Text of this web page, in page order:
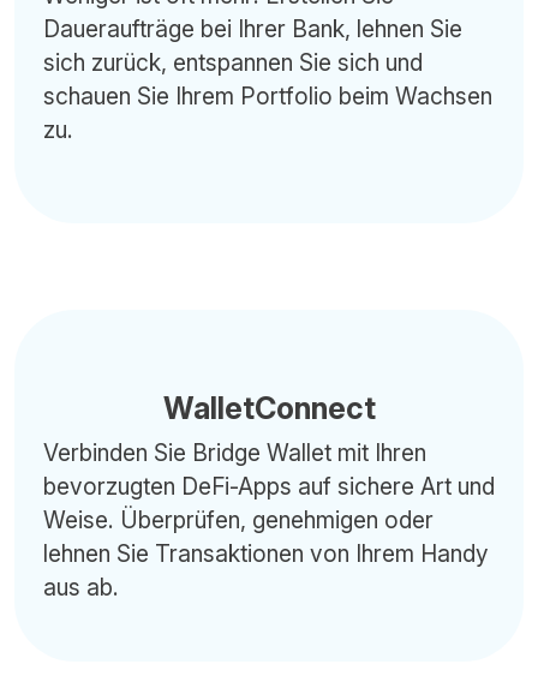
Daueraufträge bei Ihrer Bank, lehnen Sie
sich zurück, entspannen Sie sich und
schauen Sie Ihrem Portfolio beim Wachsen
zu.
WalletConnect
Verbinden Sie Bridge Wallet mit Ihren
bevorzugten DeFi-Apps auf sichere Art und
Weise. Überprüfen, genehmigen oder
lehnen Sie Transaktionen von Ihrem Handy
aus ab.